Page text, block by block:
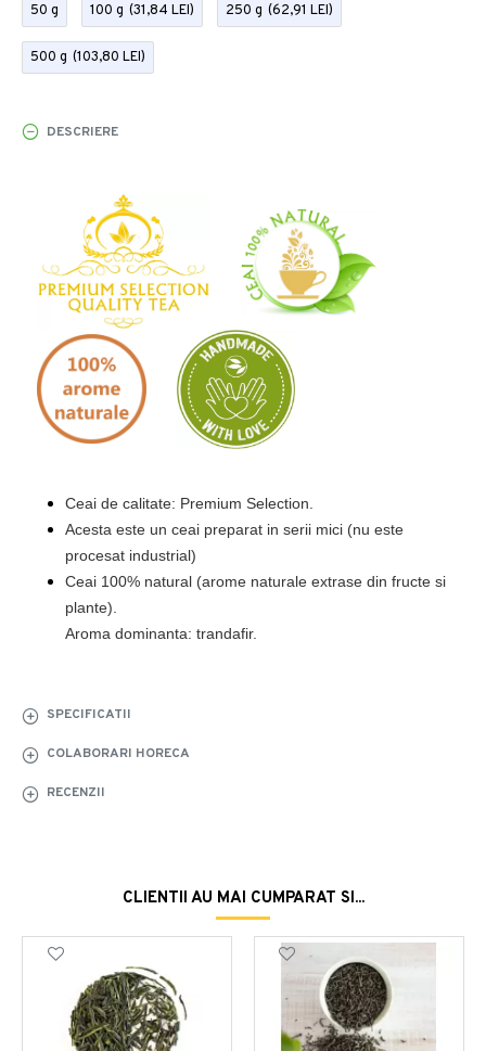
50 g
100 g (31,84 LEI) 250 g (62,91 LEI)
500 g (103,80 LEI)
DESCRIERE
Ceai de calitate: Premium Selection.
Acesta este un ceai preparat in serii mici (nu este
procesat industrial)
Ceai 100% natural (arome naturale extrase din fructe si
plante).
Aroma dominanta: trandafir.
SPECIFICATII
COLABORARI HORECA
RECENZII
CLIENTII AU MAI CUMPARAT SI...